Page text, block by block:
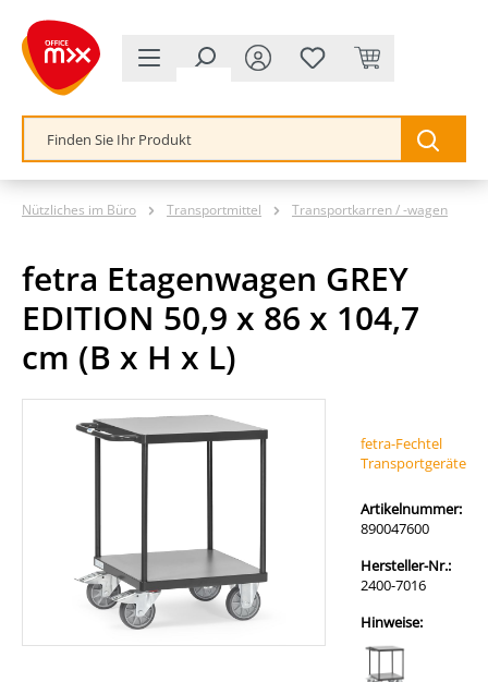
springen
Nützliches im Büro Transportmittel Transportkarren / -wagen
fetra Etagenwagen GREY
EDITION 50,9 x 86 x 104,7
cm (B x H x L)
fetra-Fechtel
Transportgeräte
Artikelnummer:
890047600
Hersteller-Nr.:
2400-7016
Hinweise: